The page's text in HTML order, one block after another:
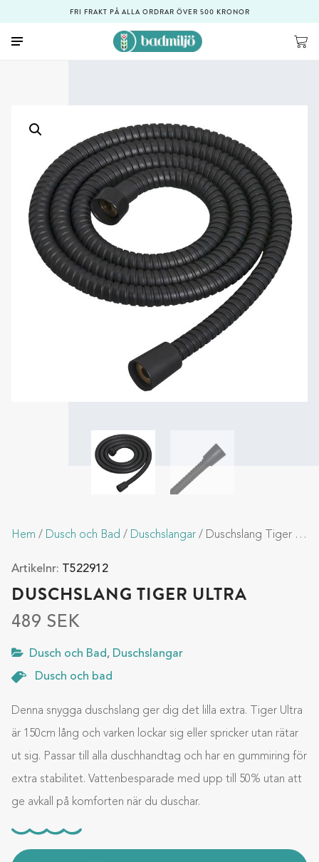
FRI FRAKT PÅ ALLA ORDRAR ÖVER 500 KRONOR
Hem / Dusch och Bad / Duschslangar / Duschslang Tiger Ultra
Artikelnr: T522912
DUSCHSLANG TIGER ULTRA
489 SEK
Dusch och Bad, Duschslangar
Dusch och bad
Denna snygga duschslang ger dig det lilla extra. Tiger Ultra
är 150cm lång och varken lockar sig eller spricker utan rätar
ut sig. Passar till alla duschhandtag och har en gummiring för
extra stabilitet. Vattenbesparade med upp till 50% utan att
ge avkall på komforten när du duschar.